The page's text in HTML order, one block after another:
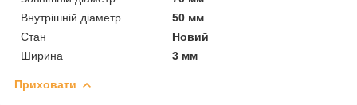
Внутрішній діаметр
50 мм
Стан
Новий
Ширина
3 мм
Приховати